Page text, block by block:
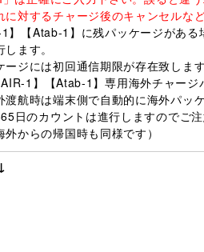
対するチャージ後のキャンセルな
】【Atab-1】に残パッケージがあ
ます。
ジには初回通信期限が存在致しま
1】【Atab-1】専用海外チャージ
時は端末側で自動的に海外パッ
日のカウントは進行しますのでご注
からの帰国時も同様です）